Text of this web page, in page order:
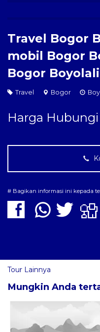
Travel Bogor
mobil Bogor
Bogor Boyolali
Travel Bogor
Harga
# Bagikan informasi ini kepada
Tour Lainnya
Mungkin Anda